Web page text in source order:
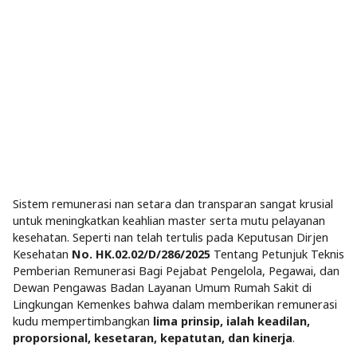
Sistem remunerasi nan setara dan transparan sangat krusial
untuk meningkatkan keahlian master serta mutu pelayanan
kesehatan. Seperti nan telah tertulis pada Keputusan Dirjen
Kesehatan No. HK.02.02/D/286/2025 Tentang Petunjuk Teknis
Pemberian Remunerasi Bagi Pejabat Pengelola, Pegawai, dan
Dewan Pengawas Badan Layanan Umum Rumah Sakit di
Lingkungan Kemenkes bahwa dalam memberikan remunerasi
kudu mempertimbangkan lima prinsip, ialah keadilan,
proporsional, kesetaran, kepatutan, dan kinerja.